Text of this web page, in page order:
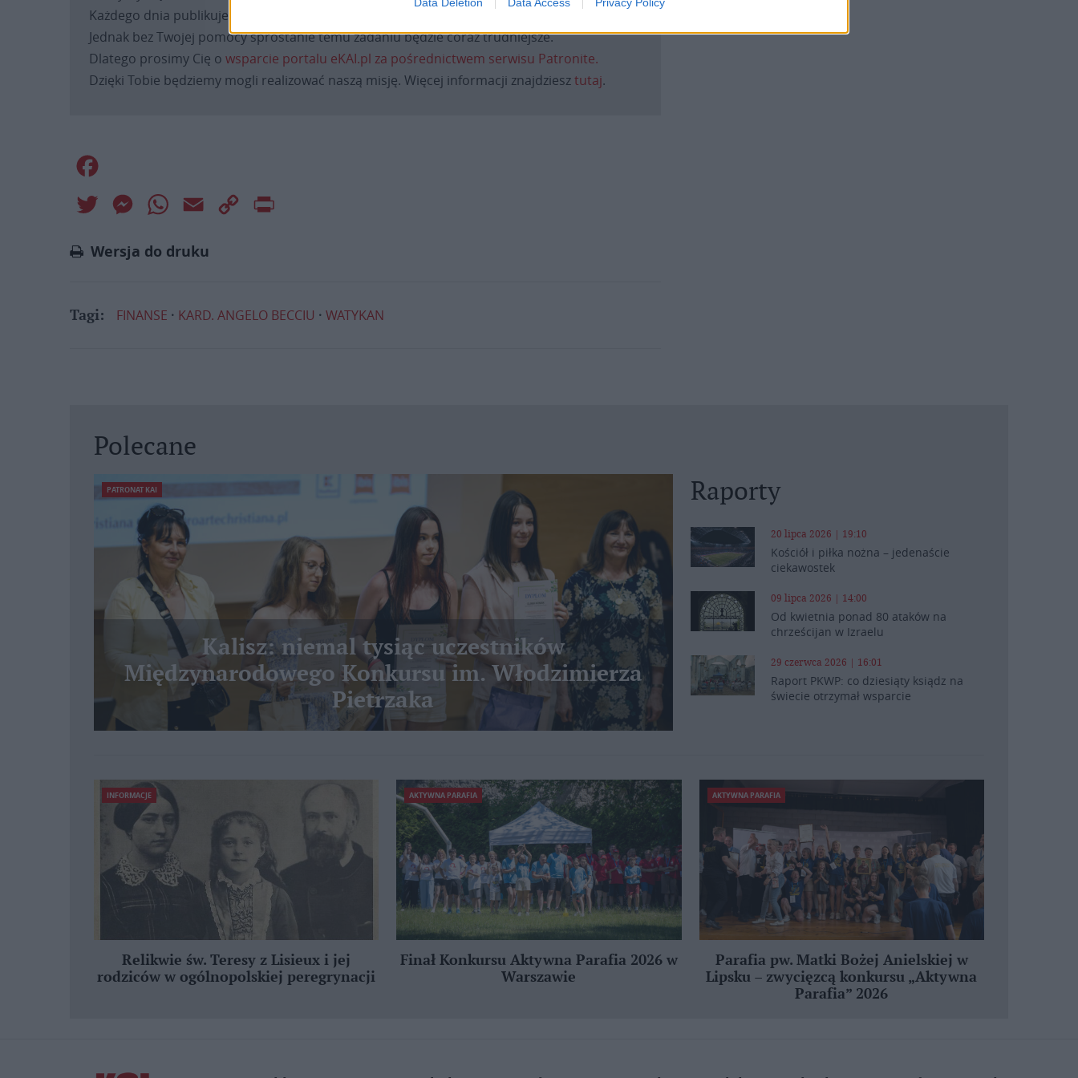
Każdego dnia publikujemy najważniejsze informacje z życia Kościoła w Polsce i na świecie.
Jednak bez Twojej pomocy sprostanie temu zadaniu będzie coraz trudniejsze.
Dlatego prosimy Cię o wsparcie portalu eKAI.pl za pośrednictwem serwisu Patronite.
Dzięki Tobie będziemy mogli realizować naszą misję. Więcej informacji znajdziesztutaj.
Twitter MessengerWhatsApp
Email
Copy
Wersja do druku
Tagi: FINANSE KARD. ANGELO BECCIU WATYKAN
Polecane
PATRONAT KAI
Kalisz: niemal tysiąc uczestników
Międzynarodowego Konkursu im. Włodzimierza
Pietrzaka
Raporty
20 lipca 2026 | 19:10
Kościół i piłka nożna – jedenaście
ciekawostek
09 lipca 2026 | 14:00
Od kwietnia ponad 80 ataków na
chrześcijan w Izraelu
29 czerwca 2026 | 16:01
Raport PKWP: co dziesiąty ksiądz na
świecie otrzymał wsparcie
INFORMACJE
Relikwie św. Teresy z Lisieux i jej
rodziców w ogólnopolskiej peregrynacji
AKTYWNA PARAFIA
Finał Konkursu Aktywna Parafia 2026 w
Warszawie
AKTYWNA PARAFIA
Parafia pw. Matki Bożej Anielskiej w
Lipsku – zwycięzcą konkursu „Aktywna
Parafia” 2026